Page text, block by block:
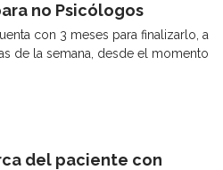
no Psicólogos
con 3 meses para finalizarlo, a
de la semana, desde el momento
del paciente con